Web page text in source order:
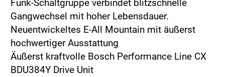
Funk-Schaltgruppe verbindet blitzschnelle
Gangwechsel mit hoher Lebensdauer.
Neuentwickeltes E-All Mountain mit äußerst
hochwertiger Ausstattung
Äußerst kraftvolle Bosch Performance Line CX
BDU384Y Drive Unit